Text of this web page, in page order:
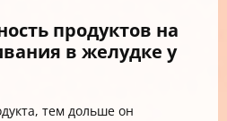
продуктов на
в желудке у
тем дольше он